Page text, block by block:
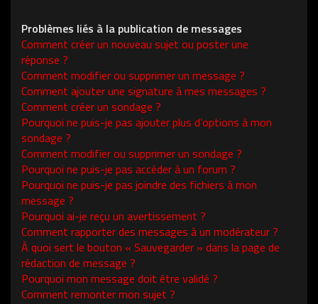
Problèmes liés à la publication de messages
Comment créer un nouveau sujet ou poster une
réponse ?
Comment modifier ou supprimer un message ?
Comment ajouter une signature à mes messages ?
Comment créer un sondage ?
Pourquoi ne puis-je pas ajouter plus d’options à mon
sondage ?
Comment modifier ou supprimer un sondage ?
Pourquoi ne puis-je pas accéder à un forum ?
Pourquoi ne puis-je pas joindre des fichiers à mon
message ?
Pourquoi ai-je reçu un avertissement ?
Comment rapporter des messages à un modérateur ?
À quoi sert le bouton « Sauvegarder » dans la page de
rédaction de message ?
Pourquoi mon message doit être validé ?
Comment remonter mon sujet ?